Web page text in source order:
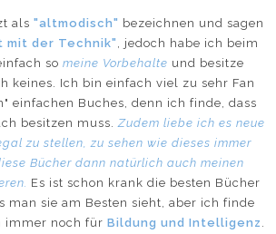
als "altmodisch" bezeichnen und sagen
mit der Technik"
, jedoch habe ich beim
so meine Vorbehalte und besitze
keines. Ich bin einfach viel zu sehr Fan
einfachen Buches, denn ich finde, dass
besitzen muss. Zudem liebe ich es neue
zu stellen, zu sehen wie dieses immer
Bücher dann natürlich auch meinen
Es ist schon krank die besten Bücher
man sie am Besten sieht, aber ich finde
immer noch für Bildung und Intelligenz